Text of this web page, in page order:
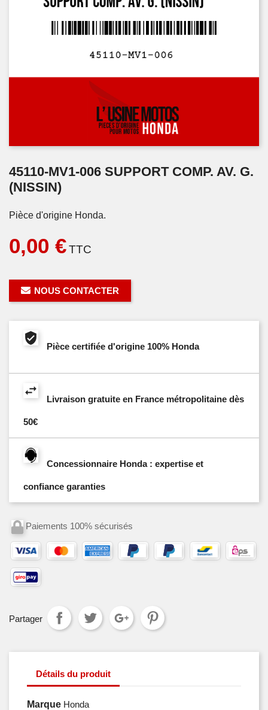
45110-MV1-006 SUPPORT COMP. AV. G.
(NISSIN)
Pièce d'origine Honda.
0,00 €TTC
NOUS CONTACTER
Pièce certifiée d'origine 100% Honda
Livraison gratuite en France métropolitaine dès
50€
Concessionnaire Honda : expertise et
confiance garanties
Paiements 100% sécurisés
Partager
Détails du produit
Marque Honda